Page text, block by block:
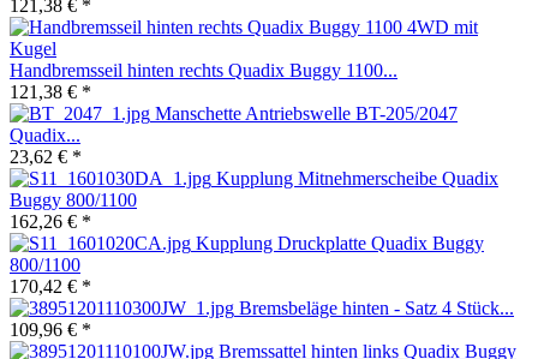
121,38 € *
Handbremsseil hinten rechts Quadix Buggy 1100...
121,38 € *
Manschette Antriebswelle BT-205/2047
Quadix...
23,62 € *
Kupplung Mitnehmerscheibe Quadix
Buggy 800/1100
162,26 € *
Kupplung Druckplatte Quadix Buggy
800/1100
170,42 € *
Bremsbeläge hinten - Satz 4 Stück...
109,96 € *
Bremssattel hinten links Quadix Buggy